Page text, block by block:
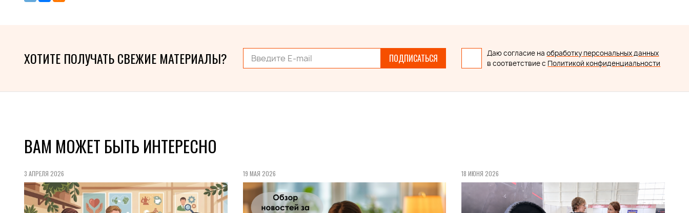
ХОТИТЕ ПОЛУЧАТЬ СВЕЖИЕ МАТЕРИАЛЫ? ПОДПИСАТЬСЯ Даю согласие наобработку персональных данных
в соответствие с Политикой конфиденциальности
ВАМ МОЖЕТ БЫТЬ ИНТЕРЕСНО
3 АПРЕЛЯ 2026 19 МАЯ 2026 18 ИЮНЯ 2026